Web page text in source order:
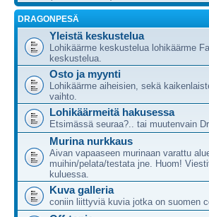
DRAGONPESÄ
Yleistä keskustelua
Lohikäärme keskustelua lohikäärme
keskustelua.
Osto ja myynti
Lohikäärme aiheisien, sekä
vaihto.
Lohikäärmeitä hakusessa
Etsimässä seuraa?.. tai muutenvain
Murina nurkkaus
Aivan vapaaseen murinaan varattu
muihin/pelata/testata jne. Huom!
kuluessa.
Kuva galleria
coniin liittyviä kuvia jotka on suomen